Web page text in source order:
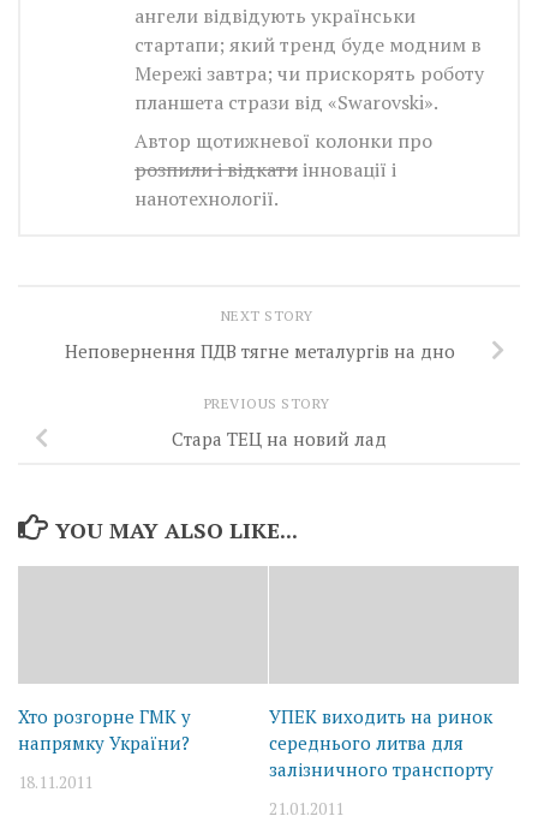
ангели відвідують українськи
стартапи; який тренд буде модним в
Мережі завтра; чи прискорять роботу
планшета стрази від «Swarovski».
Автор щотижневої колонки про
розпили і відкатиінновації і
нанотехнології.
NEXT STORY
Неповернення ПДВ тягне металургів на дно
PREVIOUS STORY
Стара ТЕЦ на новий лад
YOU MAY ALSO LIKE...
Хто розгорне ГМК у
напрямку України?
18.11.2011
УПЕК виходить на ринок
середнього литва для
залізничного транспорту
21.01.2011